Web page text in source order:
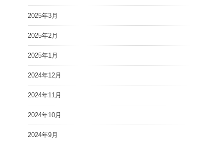
2025年3月
2025年2月
2025年1月
2024年12月
2024年11月
2024年10月
2024年9月